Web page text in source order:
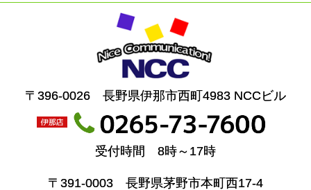
〒396-0026 長野県伊那市西町4983 NCCビル
受付時間 8時～17時
〒391-0003 長野県茅野市本町西17-4